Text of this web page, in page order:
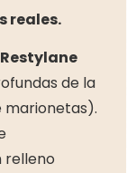
reales.
Restylane
de la
marionetas).
relleno